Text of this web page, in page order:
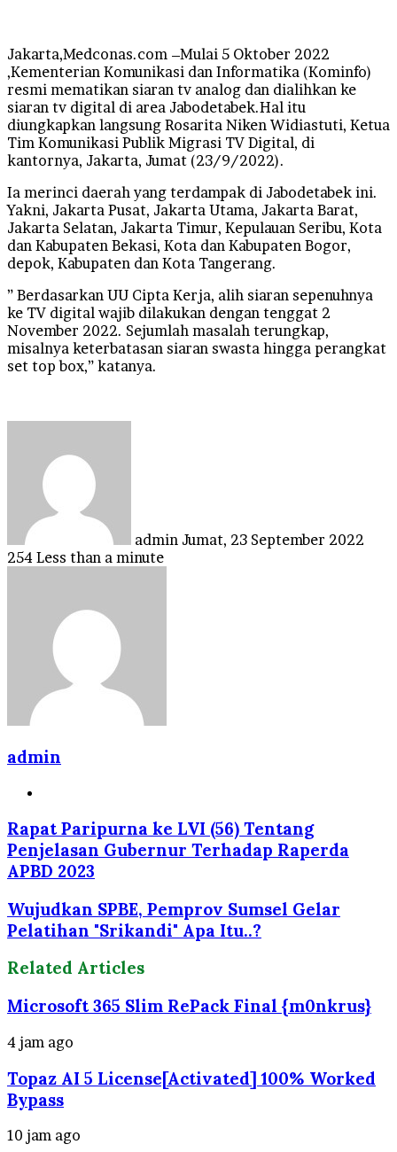
Jakarta,Medconas.com –Mulai 5 Oktober 2022
,Kementerian Komunikasi dan Informatika (Kominfo)
resmi mematikan siaran tv analog dan dialihkan ke
siaran tv digital di area Jabodetabek.Hal itu
diungkapkan langsung Rosarita Niken Widiastuti, Ketua
Tim Komunikasi Publik Migrasi TV Digital, di
kantornya, Jakarta, Jumat (23/9/2022).
Ia merinci daerah yang terdampak di Jabodetabek ini.
Yakni, Jakarta Pusat, Jakarta Utama, Jakarta Barat,
Jakarta Selatan, Jakarta Timur, Kepulauan Seribu, Kota
dan Kabupaten Bekasi, Kota dan Kabupaten Bogor,
depok, Kabupaten dan Kota Tangerang.
” Berdasarkan UU Cipta Kerja, alih siaran sepenuhnya
ke TV digital wajib dilakukan dengan tenggat 2
November 2022. Sejumlah masalah terungkap,
misalnya keterbatasan siaran swasta hingga perangkat
set top box,” katanya.
admin Jumat, 23 September 2022
254 Less than a minute
admin
Rapat Paripurna ke LVI (56) Tentang
Penjelasan Gubernur Terhadap Raperda
APBD 2023
Wujudkan SPBE, Pemprov Sumsel Gelar
Pelatihan "Srikandi" Apa Itu..?
Related Articles
Microsoft 365 Slim RePack Final {m0nkrus}
4 jam ago
Topaz AI 5 License[Activated] 100% Worked
Bypass
10 jam ago